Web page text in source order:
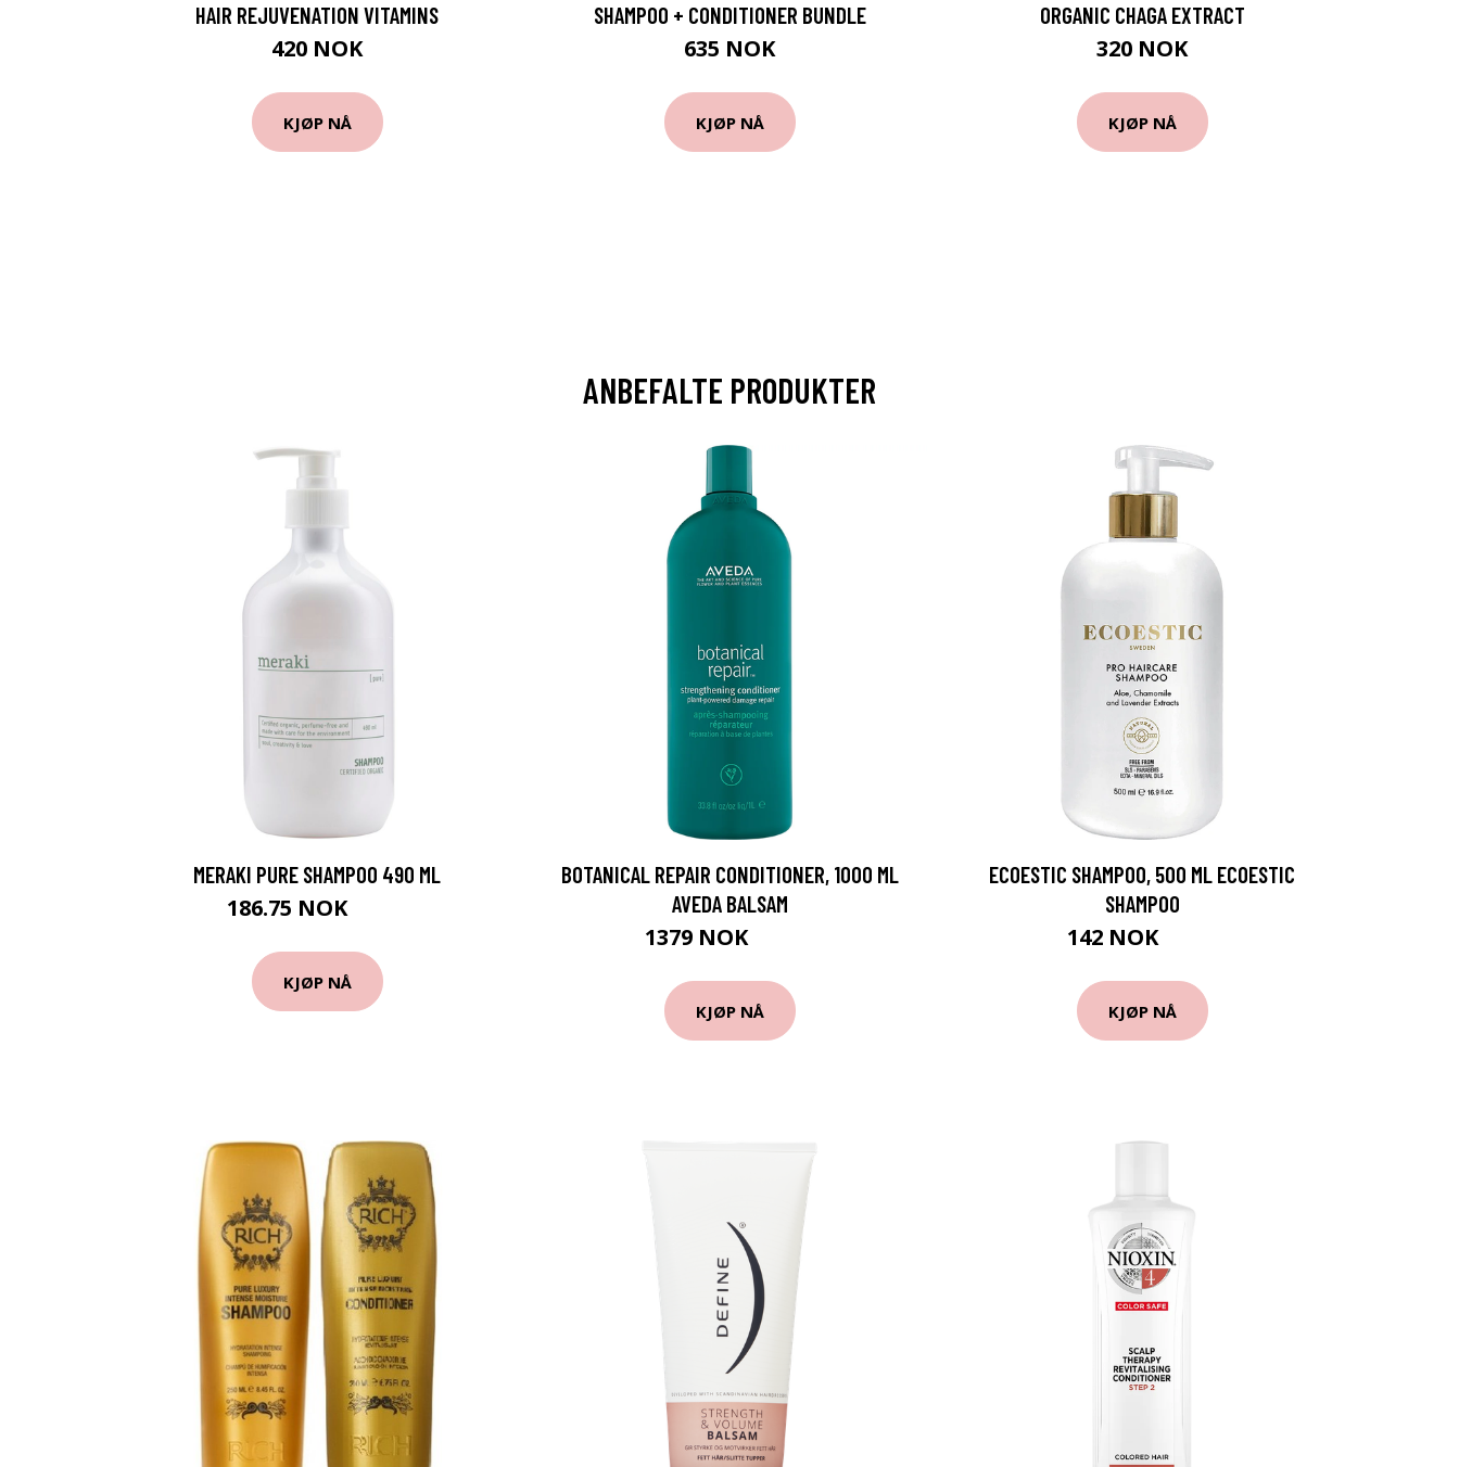
HAIR REJUVENATION VITAMINS
420 NOK
KJØP NÅ
SHAMPOO + CONDITIONER BUNDLE
635 NOK
KJØP NÅ
ORGANIC CHAGA EXTRACT
320 NOK
KJØP NÅ
ANBEFALTE PRODUKTER
MERAKI PURE SHAMPOO 490 ML
186.75 NOK
KJØP NÅ
BOTANICAL REPAIR CONDITIONER, 1000 ML
AVEDA BALSAM
1379 NOK
KJØP NÅ
ECOESTIC SHAMPOO, 500 ML ECOESTIC
SHAMPOO
142 NOK
KJØP NÅ